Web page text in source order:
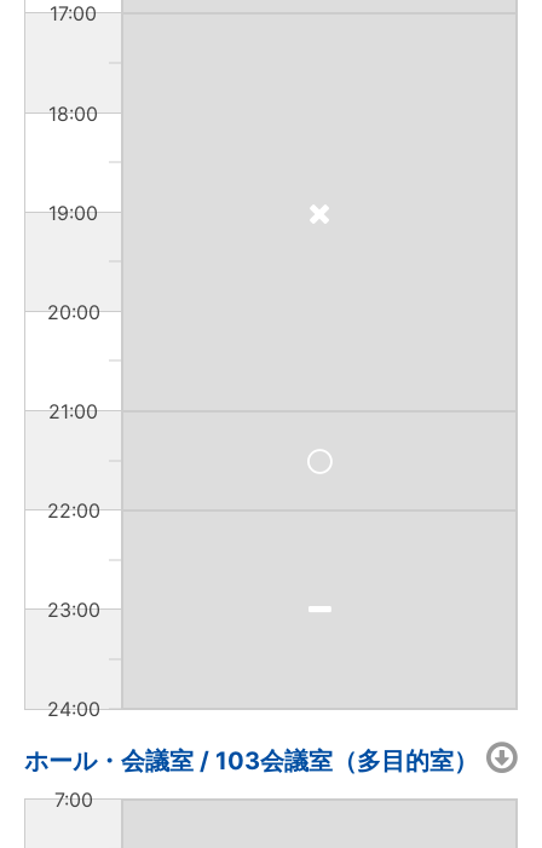
17:00
18:00
19:00
20:00
21:00
22:00
23:00
24:00
ホール・会議室 / 103会議室（多目的室）
7:00